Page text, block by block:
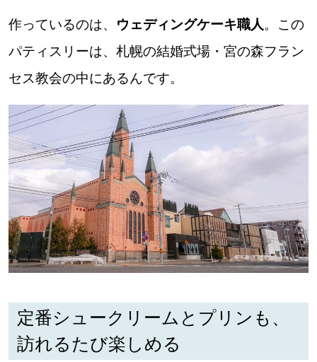
北海道で暮らす、あなたとつくる、
明日への”きっかけ”WEBマガジン
パートナーメディア
運営会社 広告掲載
情報提供・お問い合わせ 利用規約
プライバシーポリシー
閉じる
作っているのは、 ウェディングケーキ職人。この
パティスリーは、札幌の結婚式場・宮の森フラン
セス教会の中にあるんです。
定番シュークリームとプリンも、
訪れるたび楽しめる